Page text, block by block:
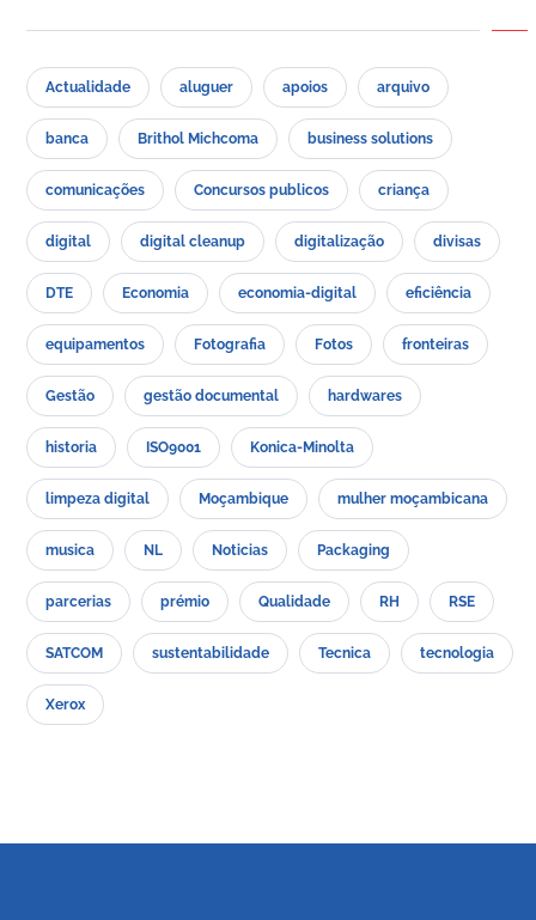
Actualidade aluguer apoios arquivo
banca Brithol Michcoma business solutions
comunicações Concursos publicos criança
digital digital cleanup digitalização divisas
DTE Economia economia-digital eficiência
equipamentos Fotografia Fotos fronteiras
Gestão gestão documental hardwares
historia ISO9001 Konica-Minolta
limpeza digital Moçambique mulher moçambicana
musica NL Noticias Packaging
parcerias prémio Qualidade RH RSE
SATCOM sustentabilidade Tecnica tecnologia
Xerox